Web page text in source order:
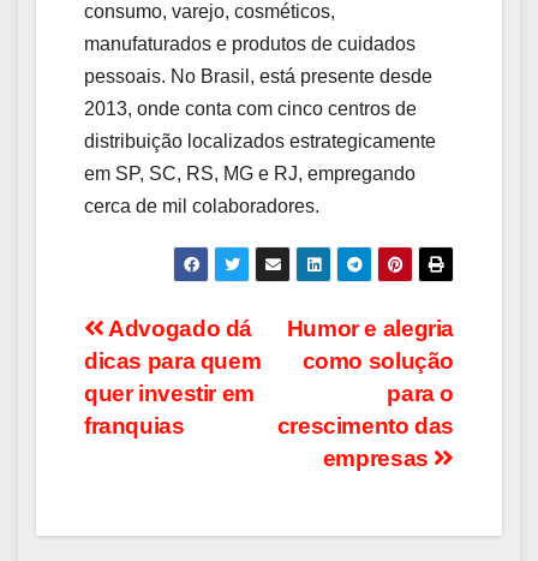
consumo, varejo, cosméticos,
manufaturados e produtos de cuidados
pessoais. No Brasil, está presente desde
2013, onde conta com cinco centros de
distribuição localizados estrategicamente
em SP, SC, RS, MG e RJ, empregando
cerca de mil colaboradores.
Navegação
de
Post
Humor e alegria
como solução
para o
crescimento das
empresas
Advogado dá
dicas para quem
quer investir em
franquias